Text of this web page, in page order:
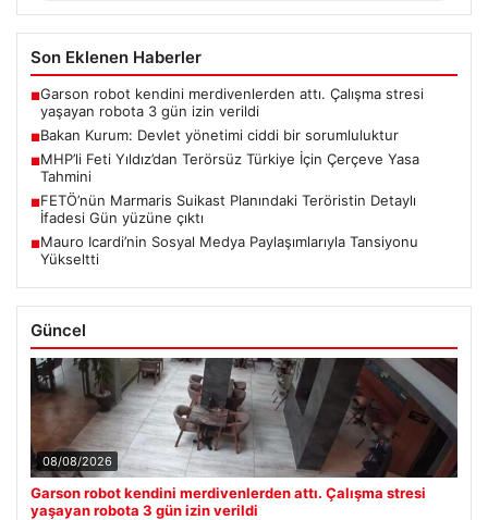
Son Eklenen Haberler
■Garson robot kendini merdivenlerden attı. Çalışma stresi
yaşayan robota 3 gün izin verildi
■Bakan Kurum: Devlet yönetimi ciddi bir sorumluluktur
■MHP’li Feti Yıldız’dan Terörsüz Türkiye İçin Çerçeve Yasa
Tahmini
■FETÖ’nün Marmaris Suikast Planındaki Teröristin Detaylı
İfadesi Gün yüzüne çıktı
■Mauro Icardi’nin Sosyal Medya Paylaşımlarıyla Tansiyonu
Yükseltti
Güncel
08/08/2026
Garson robot kendini merdivenlerden attı. Çalışma stresi
yaşayan robota 3 gün izin verildi